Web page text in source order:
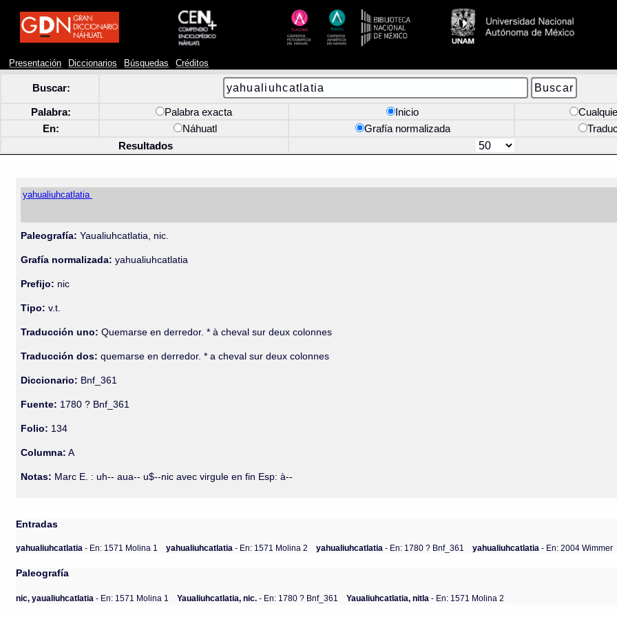
Presentación Diccionarios Búsquedas Créditos
Buscar:
Palabra: Palabra exacta Inicio
En:
Náhuatl Grafía normalizada
Resultados
yahualiuhcatlatia
Paleografía: Yaualiuhcatlatia, nic.
Grafía normalizada: yahualiuhcatlatia
Prefijo: nic
Tipo: v.t.
Traducción uno: Quemarse en derredor. * à cheval sur deux colonnes
Traducción dos: quemarse en derredor. * a cheval sur deux colonnes
Diccionario: Bnf_361
Fuente: 1780 ? Bnf_361
Folio: 134
Columna: A
Notas: Marc E. : uh-- aua-- u$--nic avec virgule en fin Esp: à--
Entradas
yahualiuhcatlatia- En: 1571 Molina 1 yahualiuhcatlatia- En: 1571 Molina 2 yahualiuhcatlatia- En: 1780 ? Bnf_361 yahualiuhcatlatia- En: 2004 Wimmer
Paleografía
nic, yaualiuhcatlatia - En: 1571 Molina 1 Yaualiuhcatlatia, nic. - En: 1780 ? Bnf_361 Yaualiuhcatlatia, nitla - En: 1571 Molina 2